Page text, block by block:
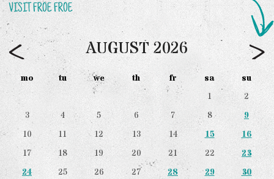
VISIT FROE FROE
AUGUST2026
mo tu we th fr sa
su
1
2
3
4 5 6 7 8
9
10
11 12 13 14 15
16
17
18 19 20 21 22
23
24
25 26 27 28 29
30